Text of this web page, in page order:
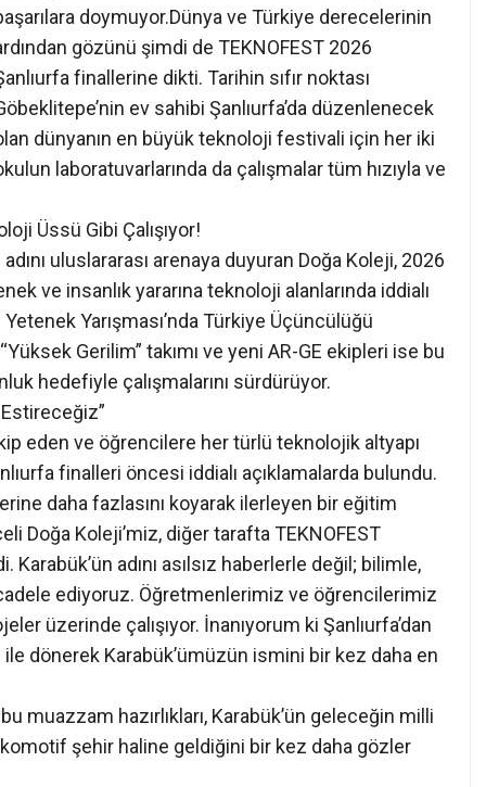
doymuyor.Dünya ve Türkiye derecelerinin
gözünü şimdi de TEKNOFEST 2026
finallerine dikti. Tarihin sıfır noktası
ev sahibi Şanlıurfa’da düzenlenecek
dünyanın en büyük teknoloji festivali için her iki
laboratuvarlarında da çalışmalar tüm hızıyla ve
Üssü Gibi Çalışıyor!
uluslararası arenaya duyuran Doğa Koleji, 2026
ve insanlık yararına teknoloji alanlarında iddialı
Yarışması’nda Türkiye Üçüncülüğü
Gerilim” takımı ve yeni AR-GE ekipleri ise bu
hedefiyle çalışmalarını sürdürüyor.
Estireceğiz”
eden ve öğrencilere her türlü teknolojik altyapı
finalleri öncesi iddialı açıklamalarda bulundu.
daha fazlasını koyarak ilerleyen bir eğitim
Doğa Koleji’miz, diğer tarafta TEKNOFEST
adını asılsız haberlerle değil; bilimle,
ediyoruz. Öğretmenlerimiz ve öğrencilerimiz
üzerinde çalışıyor. İnanıyorum ki Şanlıurfa’dan
dönerek Karabük’ümüzün ismini bir kez daha en
muazzam hazırlıkları, Karabük’ün geleceğin milli
şehir haline geldiğini bir kez daha gözler